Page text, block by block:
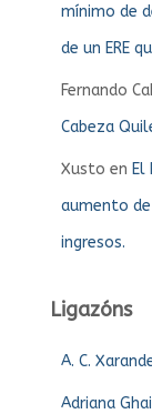
mínimo de
de un ERE
Fernando
Cabeza
Xusto en El
aumento
ingresos.
Ligazóns
A. C.
Adriana